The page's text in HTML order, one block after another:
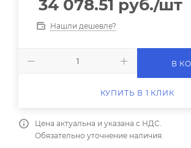
34 078.51 руб./шт
Нашли дешевле?
В
КУПИТЬ В 1 КЛИК
Цена актуальна и указана с НДС.
Обязательно уточнение наличия.